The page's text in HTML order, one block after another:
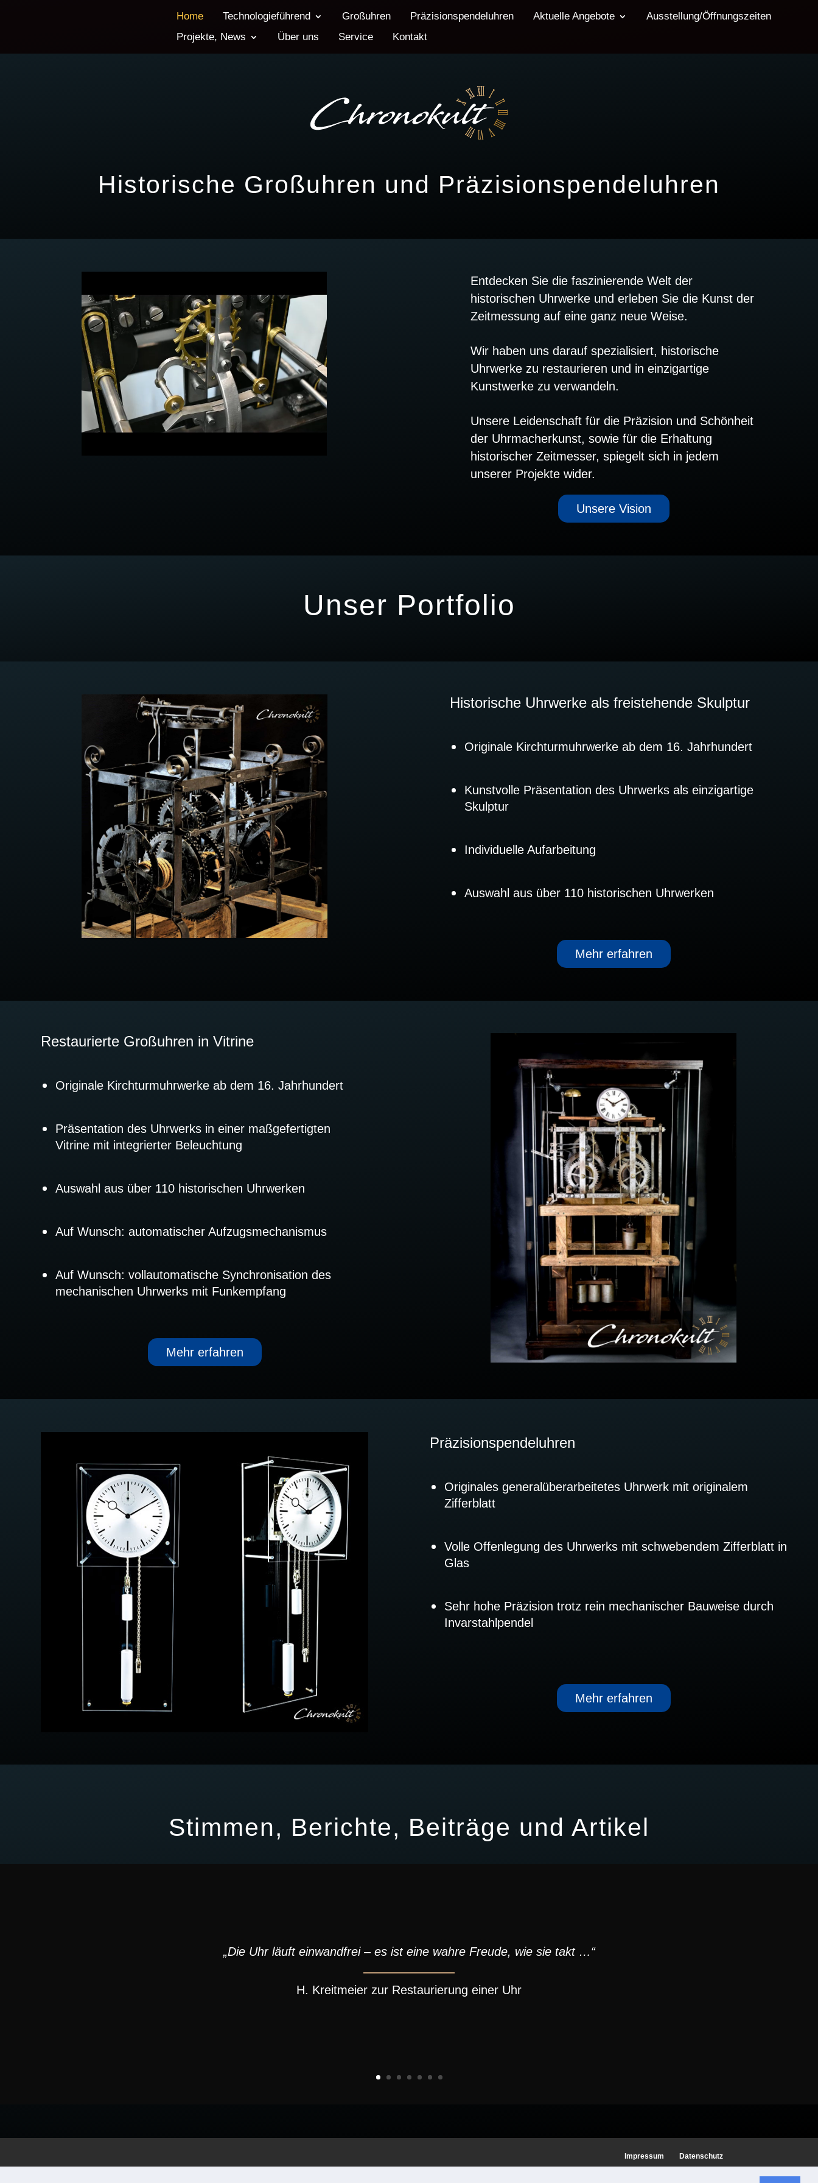
Home Technologieführend Großuhren Präzisionspendeluhren Aktuelle Angebote
Ausstellung/Öffnungszeiten
Projekte, News
Über uns Service Kontakt
Historische Großuhren und Präzisionspendeluhren
Entdecken Sie die faszinierende Welt der
historischen Uhrwerke und erleben Sie die Kunst der
Zeitmessung auf eine ganz neue Weise.
Wir haben uns darauf spezialisiert, historische
Uhrwerke zu restaurieren und in einzigartige
Kunstwerke zu verwandeln.
Unsere Leidenschaft für die Präzision und Schönheit
der Uhrmacherkunst, sowie für die Erhaltung
historischer Zeitmesser, spiegelt sich in jedem
unserer Projekte wider.
Unsere Vision
Unser Portfolio
Historische Uhrwerke als freistehende Skulptur
Originale Kirchturmuhrwerke ab dem 16. Jahrhundert
Kunstvolle Präsentation des Uhrwerks als einzigartige
Skulptur
Individuelle Aufarbeitung
Auswahl aus über 110 historischen Uhrwerken
Mehr erfahren
Restaurierte Großuhren in Vitrine
Originale Kirchturmuhrwerke ab dem 16. Jahrhundert
Präsentation des Uhrwerks in einer maßgefertigten
Vitrine mit integrierter Beleuchtung
Auswahl aus über 110 historischen Uhrwerken
Auf Wunsch: automatischer Aufzugsmechanismus
Auf Wunsch: vollautomatische Synchronisation des
mechanischen Uhrwerks mit Funkempfang
Mehr erfahren
Präzisionspendeluhren
Originales generalüberarbeitetes Uhrwerk mit originalem
Zifferblatt
Volle Offenlegung des Uhrwerks mit schwebendem Zifferblatt in
Glas
Sehr hohe Präzision trotz rein mechanischer Bauweise durch
Invarstahlpendel
Mehr erfahren
Stimmen, Berichte, Beiträge und Artikel
„Die Uhr läuft einwandfrei – es ist eine wahre Freude, wie sie takt …“
H. Kreitmeier zur Restaurierung einer Uhr
Impressum Datenschutz